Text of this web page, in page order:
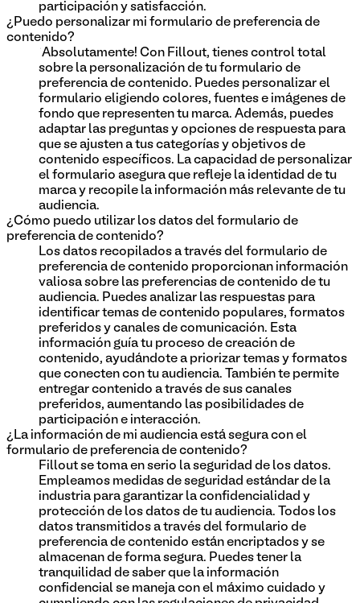
participación y satisfacción.
¿Puedo personalizar mi formulario de preferencia de
contenido?
¡Absolutamente! Con Fillout, tienes control total
sobre la personalización de tu formulario de
preferencia de contenido. Puedes personalizar el
formulario eligiendo colores, fuentes e imágenes de
fondo que representen tu marca. Además, puedes
adaptar las preguntas y opciones de respuesta para
que se ajusten a tus categorías y objetivos de
contenido específicos. La capacidad de personalizar
el formulario asegura que refleje la identidad de tu
marca y recopile la información más relevante de tu
audiencia.
¿Cómo puedo utilizar los datos del formulario de
preferencia de contenido?
Los datos recopilados a través del formulario de
preferencia de contenido proporcionan información
valiosa sobre las preferencias de contenido de tu
audiencia. Puedes analizar las respuestas para
identificar temas de contenido populares, formatos
preferidos y canales de comunicación. Esta
información guía tu proceso de creación de
contenido, ayudándote a priorizar temas y formatos
que conecten con tu audiencia. También te permite
entregar contenido a través de sus canales
preferidos, aumentando las posibilidades de
participación e interacción.
¿La información de mi audiencia está segura con el
formulario de preferencia de contenido?
Fillout se toma en serio la seguridad de los datos.
Empleamos medidas de seguridad estándar de la
industria para garantizar la confidencialidad y
protección de los datos de tu audiencia. Todos los
datos transmitidos a través del formulario de
preferencia de contenido están encriptados y se
almacenan de forma segura. Puedes tener la
tranquilidad de saber que la información
confidencial se maneja con el máximo cuidado y